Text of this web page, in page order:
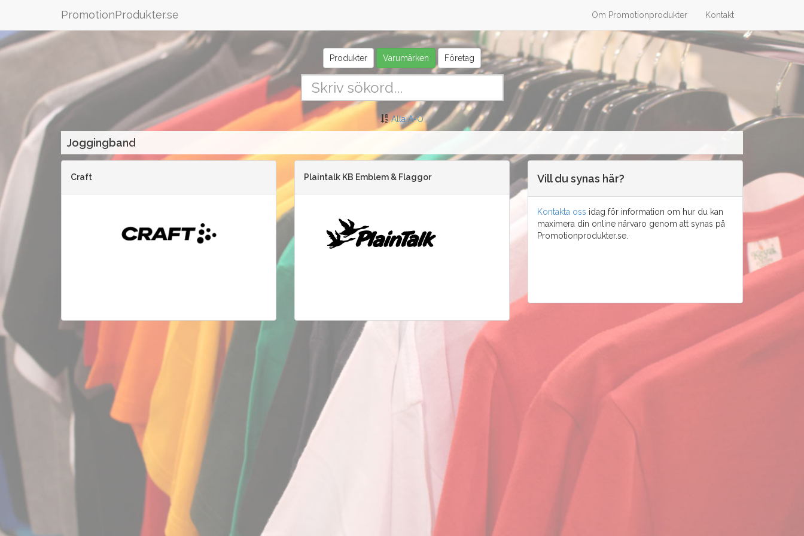
PromotionProdukter.se Om Promotionprodukter Kontakt
Produkter Varumärken Företag
Alla A-Ö
Joggingband
Craft Plaintalk KB Emblem & Flaggor Vill du synas här?
Kontakta oss idag för information om hur du kan
maximera din online närvaro genom att synas på
Promotionprodukter.se.